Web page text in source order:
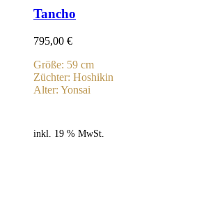
Tancho
795,00 €
Größe: 59 cm
Züchter: Hoshikin
Alter: Yonsai
inkl. 19 % MwSt.